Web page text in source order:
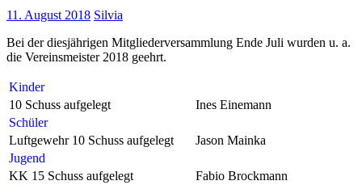
11. August 2018 Silvia
Bei der diesjährigen Mitgliederversammlung Ende Juli wurden u. a.
die Vereinsmeister 2018 geehrt.
Kinder
10 Schuss aufgelegt
Ines Einemann
Schüler
Luftgewehr 10 Schuss aufgelegt
Jason Mainka
Jugend
KK 15 Schuss aufgelegt
Fabio Brockmann